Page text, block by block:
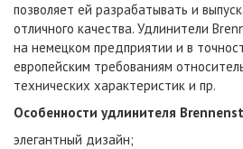
позволяет ей разрабатывать и
отличного качества. Удлинители
на немецком предприятии и в
европейским требованиям
технических характеристик и пр.
Особенности удлинителя
элегантный дизайн;